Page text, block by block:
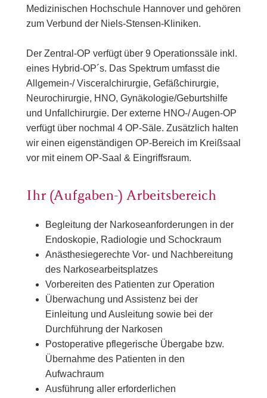
Medizinischen Hochschule Hannover und gehören
zum Verbund der Niels-Stensen-Kliniken.
Der Zentral-OP verfügt über 9 Operationssäle inkl.
eines Hybrid-OP´s. Das Spektrum umfasst die
Allgemein-/ Visceralchirurgie, Gefäßchirurgie,
Neurochirurgie, HNO, Gynäkologie/Geburtshilfe
und Unfallchirurgie. Der externe HNO-/ Augen-OP
verfügt über nochmal 4 OP-Säle. Zusätzlich halten
wir einen eigenständigen OP-Bereich im Kreißsaal
vor mit einem OP-Saal & Eingriffsraum.
Ihr (Aufgaben-) Arbeitsbereich
Begleitung der Narkoseanforderungen in der
Endoskopie, Radiologie und Schockraum
Anästhesiegerechte Vor- und Nachbereitung
des Narkosearbeitsplatzes
Vorbereiten des Patienten zur Operation
Überwachung und Assistenz bei der
Einleitung und Ausleitung sowie bei der
Durchführung der Narkosen
Postoperative pflegerische Übergabe bzw.
Übernahme des Patienten in den
Aufwachraum
Ausführung aller erforderlichen